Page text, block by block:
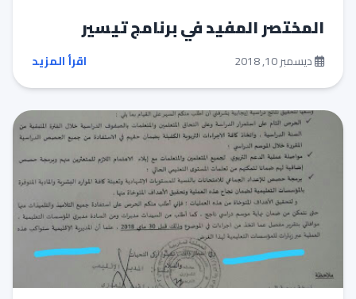
المختصر المفيد في برنامج تيسير
ديسمبر 10, 2018 اقرأ المزيد